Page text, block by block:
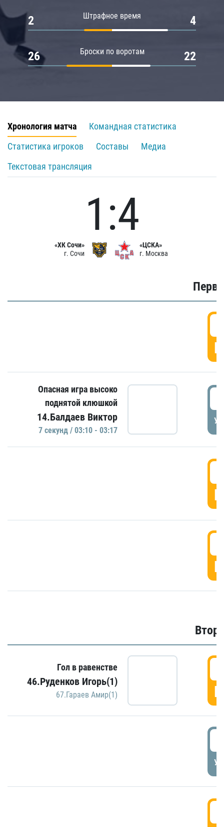
Штрафное время
2 4
Броски по воротам
26 22
Хронология матча
Командная статистика
Статистика игроков
Составы
Медиа
Текстовая трансляция
«ХК Сочи»
г. Сочи
1:4
«ЦСКА»
г. Москва
Опасная игра высоко
поднятой клюшкой
14.Балдаев Виктор
7 секунд / 03:10 - 03:17
Гол в равенстве
46.Руденков Игорь(1)
67.Гараев Амир(1)